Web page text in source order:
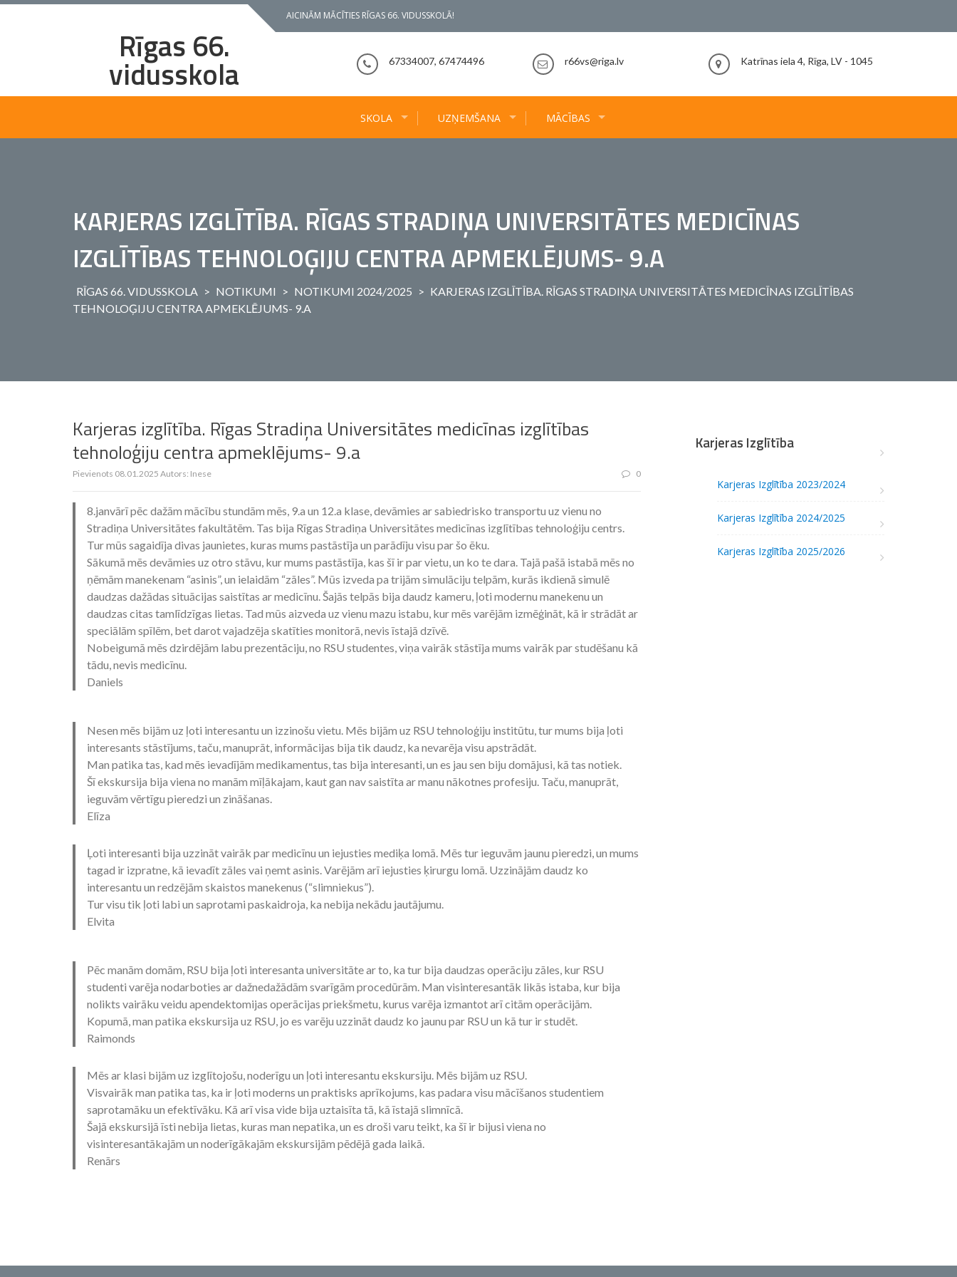
Skip
AICINĀM MĀCĪTIES RĪGAS 66. VIDUSSKOLĀ!
Rīgas 66.
vidusskola 67334007, 67474496 r66vs@riga.lv Katrīnas iela 4, Rīga, LV - 1045
SKOLA UZŅEMŠANA MĀCĪBAS
KARJERAS IZGLĪTĪBA. RĪGAS STRADIŅA UNIVERSITĀTES MEDICĪNAS
IZGLĪTĪBAS TEHNOLOĢIJU CENTRA APMEKLĒJUMS- 9.A
RĪGAS 66. VIDUSSKOLA > NOTIKUMI > NOTIKUMI 2024/2025 > KARJERAS IZGLĪTĪBA. RĪGAS STRADIŅA UNIVERSITĀTES MEDICĪNAS IZGLĪTĪBAS
TEHNOLOĢIJU CENTRA APMEKLĒJUMS- 9.A
Karjeras izglītība. Rīgas Stradiņa Universitātes medicīnas izglītības
tehnoloģiju centra apmeklējums- 9.a
Pievienots 08.01.2025 Autors: Inese 0
8.janvārī pēc dažām mācību stundām mēs, 9.a un 12.a klase, devāmies ar sabiedrisko transportu uz vienu no
Stradiņa Universitātes fakultātēm. Tas bija Rīgas Stradiņa Universitātes medicīnas izglītības tehnoloģiju centrs.
Tur mūs sagaidīja divas jaunietes, kuras mums pastāstīja un parādīju visu par šo ēku.
Sākumā mēs devāmies uz otro stāvu, kur mums pastāstīja, kas šī ir par vietu, un ko te dara. Tajā pašā istabā mēs no
ņēmām manekenam “asinis”, un ielaidām “zāles”. Mūs izveda pa trijām simulāciju telpām, kurās ikdienā simulē
daudzas dažādas situācijas saistītas ar medicīnu. Šajās telpās bija daudz kameru, ļoti modernu manekenu un
daudzas citas tamlīdzīgas lietas. Tad mūs aizveda uz vienu mazu istabu, kur mēs varējām izmēģināt, kā ir strādāt ar
speciālām spīlēm, bet darot vajadzēja skatīties monitorā, nevis īstajā dzīvē.
Nobeigumā mēs dzirdējām labu prezentāciju, no RSU studentes, viņa vairāk stāstīja mums vairāk par studēšanu kā
tādu, nevis medicīnu.
Daniels
Nesen mēs bijām uz ļoti interesantu un izzinošu vietu. Mēs bijām uz RSU tehnoloģiju institūtu, tur mums bija ļoti
interesants stāstījums, taču, manuprāt, informācijas bija tik daudz, ka nevarēja visu apstrādāt.
Man patika tas, kad mēs ievadījām medikamentus, tas bija interesanti, un es jau sen biju domājusi, kā tas notiek.
Šī ekskursija bija viena no manām mīļākajam, kaut gan nav saistīta ar manu nākotnes profesiju. Taču, manuprāt,
ieguvām vērtīgu pieredzi un zināšanas.
Elīza
Ļoti interesanti bija uzzināt vairāk par medicīnu un iejusties mediķa lomā. Mēs tur ieguvām jaunu pieredzi, un mums
tagad ir izpratne, kā ievadīt zāles vai ņemt asinis. Varējām arī iejusties ķirurgu lomā. Uzzinājām daudz ko
interesantu un redzējām skaistos manekenus (“slimniekus”).
Tur visu tik ļoti labi un saprotami paskaidroja, ka nebija nekādu jautājumu.
Elvita
Pēc manām domām, RSU bija ļoti interesanta universitāte ar to, ka tur bija daudzas operāciju zāles, kur RSU
studenti varēja nodarboties ar dažnedažādām svarīgām procedūrām. Man visinteresantāk likās istaba, kur bija
nolikts vairāku veidu apendektomijas operācijas priekšmetu, kurus varēja izmantot arī citām operācijām.
Kopumā, man patika ekskursija uz RSU, jo es varēju uzzināt daudz ko jaunu par RSU un kā tur ir studēt.
Raimonds
Mēs ar klasi bijām uz izglītojošu, noderīgu un ļoti interesantu ekskursiju. Mēs bijām uz RSU.
Visvairāk man patika tas, ka ir ļoti moderns un praktisks aprīkojums, kas padara visu mācīšanos studentiem
saprotamāku un efektīvāku. Kā arī visa vide bija uztaisīta tā, kā īstajā slimnīcā.
Šajā ekskursijā īsti nebija lietas, kuras man nepatika, un es droši varu teikt, ka šī ir bijusi viena no
visinteresantākajām un noderīgākajām ekskursijām pēdējā gada laikā.
Renārs
Karjeras Izglītība
Karjeras Izglītība 2023/2024
Karjeras Izglītība 2024/2025
Karjeras Izglītība 2025/2026